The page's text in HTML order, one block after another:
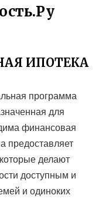
ИПОТЕКА
программа
для
финансовая
предоставляет
делают
доступным и
и одиноких